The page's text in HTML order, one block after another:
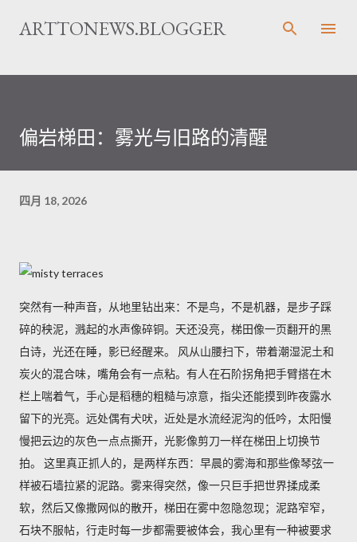
跳至主要内容
ARTTONEWS.BLOGGER
偏岩梯田：雾光与旧路的清醒
四月 18, 2026
突然有一种声音，从地里钻出来：不是鸟，不是机器，是步子踩
碎的秧泥，溅起的水声像碎铜。天还没亮，梯田像一页翻开的黑
白诗，光还在睡，影已经醒来。 风从山腰扫下，带着潮湿泥土和
炭火的混合味，嘴角会有一点粘。有人在石阶拐角把手臂搭在木
栏上喘着气，手心是稻穗的粗糙与凉意，指尖还能摸到昨夜露水
留下的光亮。远处偶有犬吠，近处是水流经泥沟的低吟，太阳慢
慢把云边的灰色一点点撕开，光影像剪刀一样在梯田上切换节
拍。 这里真正抓人的，是两样东西：早晨的雾海和那些像琴弦一
样被石墙拉紧的泥路。雾来得突然，像一只巨手把世界揉成柔
软，然后又像撒网似的散开，梯田在雾中忽隐忽现；泥路窄窄，
石块不服帖，行走时每一步都需要被体会，我心里有一种被要求